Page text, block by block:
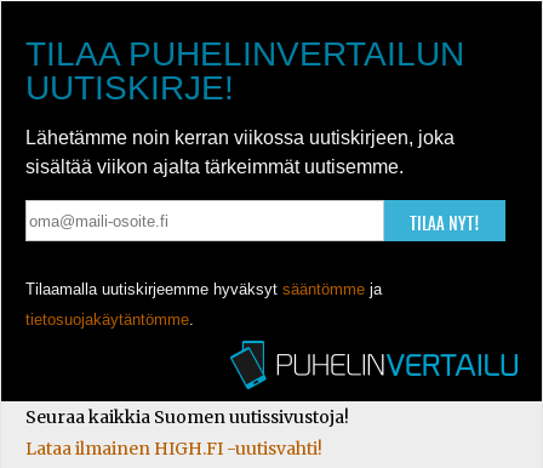
TILAA PUHELINVERTAILUN
UUTISKIRJE!
Lähetämme noin kerran viikossa uutiskirjeen, joka
sisältää viikon ajalta tärkeimmät uutisemme.
TILAA NYT!
Tilaamalla uutiskirjeemme hyväksyt sääntömme ja
tietosuojakäytäntömme.
Seuraa kaikkia Suomen uutissivustoja!
Lataa ilmainen HIGH.FI -uutisvahti!